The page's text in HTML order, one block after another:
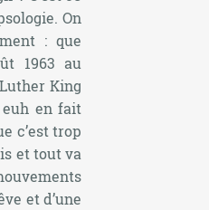
On
: que
1963 au
King
en fait
c’est trop
et tout va
et d’une